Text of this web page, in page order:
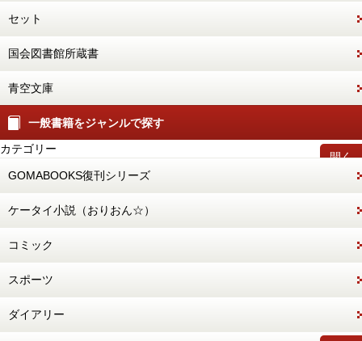
セット
国会図書館所蔵書
青空文庫
一般書籍をジャンルで探す
開く
カテゴリー
GOMABOOKS復刊シリーズ
ケータイ小説（おりおん☆）
コミック
スポーツ
ダイアリー